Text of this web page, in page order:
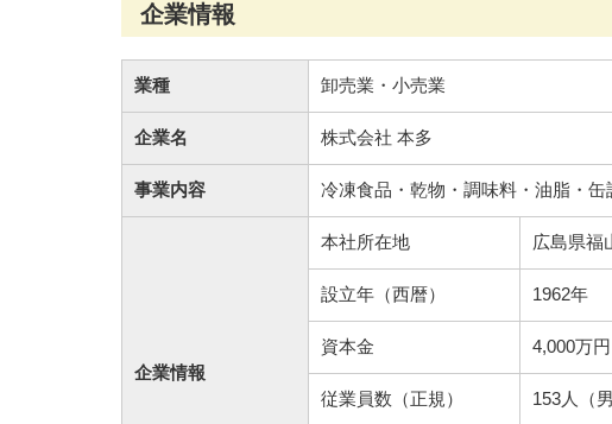
企業情報
業種 卸売業・小売業
企業名 株式会社 本多
事業内容 冷凍食品・乾物・調味料・油脂・
企業情報
本社所在地 広島県福
設立年（西暦） 1962年
資本金 4,000万円
従業員数（正規） 153人